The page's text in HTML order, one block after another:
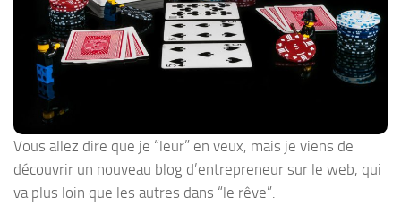
Vous allez dire que je “leur” en veux, mais je viens de
découvrir un nouveau blog d’entrepreneur sur le web, qui
va plus loin que les autres dans “le rêve”.